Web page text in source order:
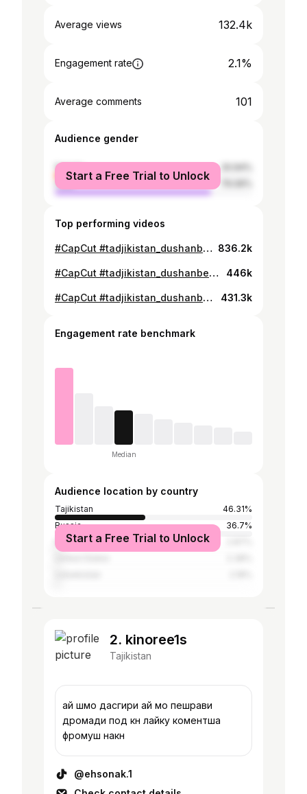
Average views 132.4k
Engagement rate 2.1%
Average comments 101
Audience gender
female
male
Start a Free Trial to Unlock
Top performing videos
#CapCut #tadjikistan_dushanbe🇹🇯 #кулоб🔥🇹🇯💪😍❤️ #хатлон🇹🇯 #ватанчон🇹🇯❤️ #хисор_медиа🇹🇯 #гарибониточик🇹🇯 #❤️ #❤️ #модарчон♥️♥️♥️♥️ #духтариточик 836.2k
#CapCut #tadjikistan_dushanbe🇹🇯 #кулоб🔥🇹🇯💪😍❤️ #хатлон🇹🇯 #ватанчон🇹🇯❤️ #хисор_медиа🇹🇯 #гарибониточик🇹🇯 #❤️ 446k
#CapCut #tadjikistan_dushanbe🇹🇯 #tadjikistan_dushanbe🇹🇯 #кулоб🔥🇹🇯💪😍❤️ #хатлон🇹🇯 #ватанчон🇹🇯❤️ #хисор_медиа🇹🇯 #гарибониточик🇹🇯 #❤️ 431.3k
Engagement rate benchmark
Median
Audience location by country
Tajikistan
46.31%
Russia
36.7%
Kazakhstan
Start a Free Trial to Unlock
2. kinoree1s
Tajikistan
ай шмо дасгири ай мо пешрави
дромади под кн лайку коментша
фромуш накн
@ehsonak.1